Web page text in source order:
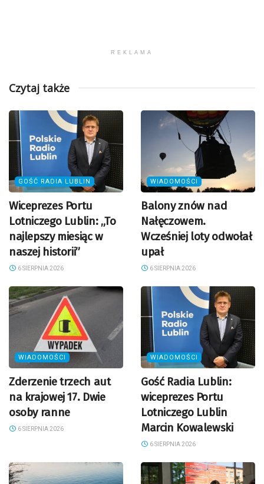
REKLAMA
Czytaj także
GOŚĆ RADIA LUBLIN
Wiceprezes Portu
Lotniczego Lublin: „To
najlepszy miesiąc w
naszej historii”
6 SIERPNIA 2026
WIADOMOŚCI
Balony znów nad
Nałęczowem.
Wcześniej loty odwołał
upał
6 SIERPNIA 2026
WIADOMOŚCI
Zderzenie trzech aut
na krajowej 17. Dwie
osoby ranne
6 SIERPNIA 2026
WIADOMOŚCI
Gość Radia Lublin:
wiceprezes Portu
Lotniczego Lublin
Marcin Kowalewski
6 SIERPNIA 2026